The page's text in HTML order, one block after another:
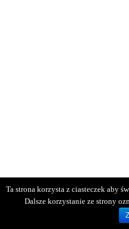
Ta strona korzysta z ciasteczek aby
Dalsze korzystanie ze strony